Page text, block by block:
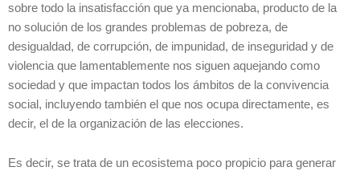
sobre todo la insatisfacción que ya mencionaba, producto de la
no solución de los grandes problemas de pobreza, de
desigualdad, de corrupción, de impunidad, de inseguridad y de
violencia que lamentablemente nos siguen aquejando como
sociedad y que impactan todos los ámbitos de la convivencia
social, incluyendo también el que nos ocupa directamente, es
decir, el de la organización de las elecciones.
Es decir, se trata de un ecosistema poco propicio para generar